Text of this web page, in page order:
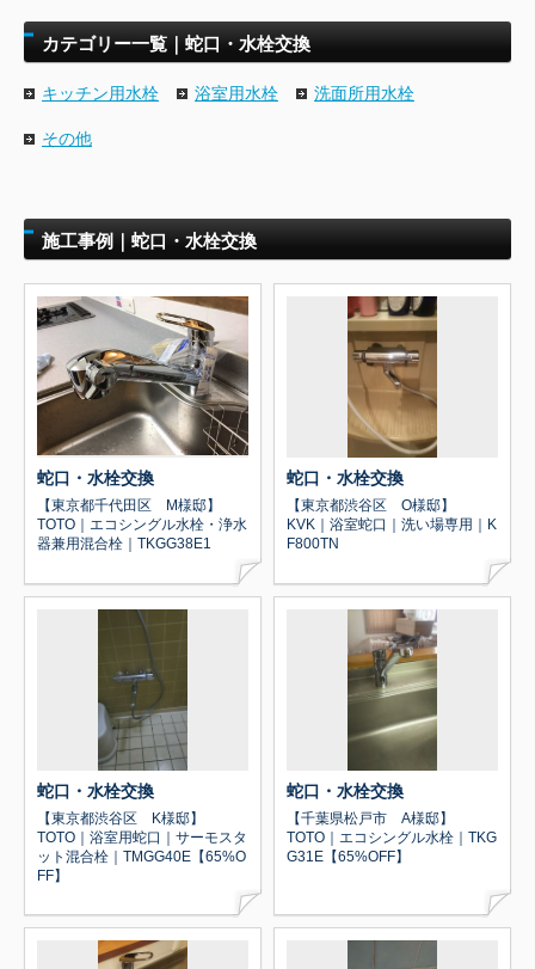
カテゴリー一覧｜蛇口・水栓交換
キッチン用水栓 浴室用水栓 洗面所用水栓
その他
施工事例｜蛇口・水栓交換
蛇口・水栓交換
【東京都千代田区 M様邸】
TOTO｜エコシングル水栓・浄水
器兼用混合栓｜TKGG38E1
蛇口・水栓交換
【東京都渋谷区 O様邸】
KVK｜浴室蛇口｜洗い場専用｜K
F800TN
蛇口・水栓交換
【東京都渋谷区 K様邸】
TOTO｜浴室用蛇口｜サーモスタ
ット混合栓｜TMGG40E【65%O
FF】
蛇口・水栓交換
【千葉県松戸市 A様邸】
TOTO｜エコシングル水栓｜TKG
G31E【65%OFF】